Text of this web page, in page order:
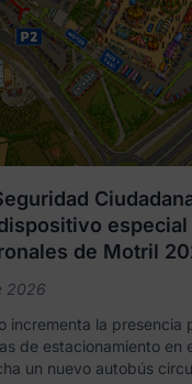
especial
de Motril
2026
incrementa la presencia
de estacionamiento en
un nuevo autobús